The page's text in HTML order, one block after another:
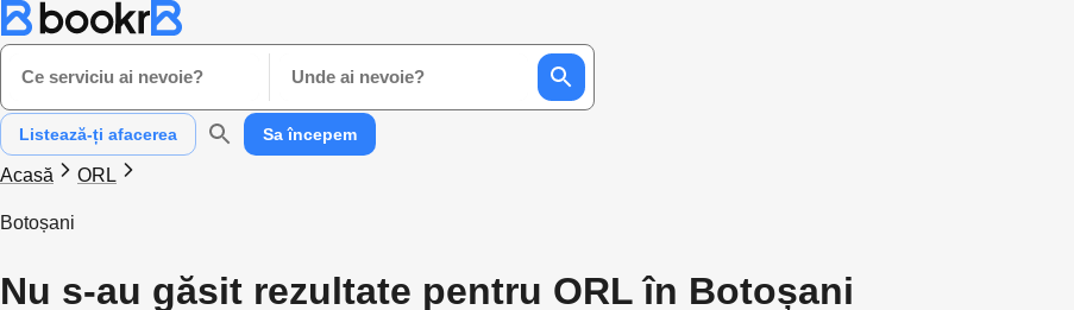
Ce serviciu ai nevoie? Unde ai nevoie?
Listează-ți afacerea Sa începem
Acasă ORL
Botoșani
Nu s-au găsit rezultate pentru ORL în Botoșani